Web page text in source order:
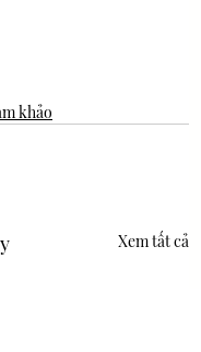
khảo
Xem tất cả